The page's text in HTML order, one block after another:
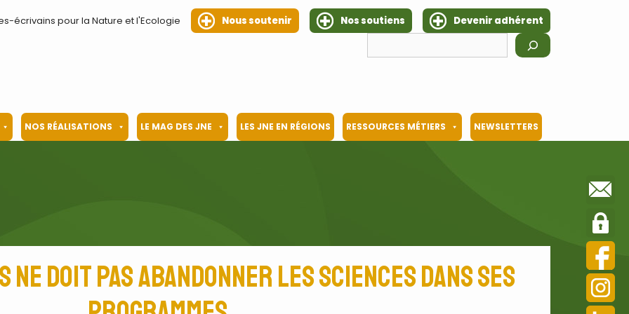
écrivains pour la Nature et l'Ecologie Nous soutenir Nos soutiens
Devenir adhérent
NOS RÉALISATIONS LE MAG DES JNE LES JNE EN RÉGIONS RESSOURCES MÉTIERS NEWSLETTERS
ne doit pas abandonner les sciences dans ses